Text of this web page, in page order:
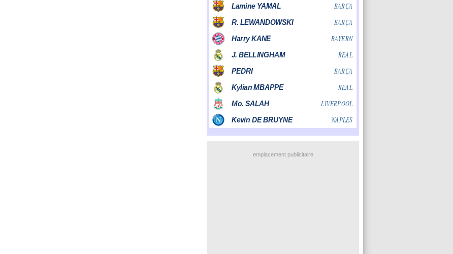
emplacement publicitaire